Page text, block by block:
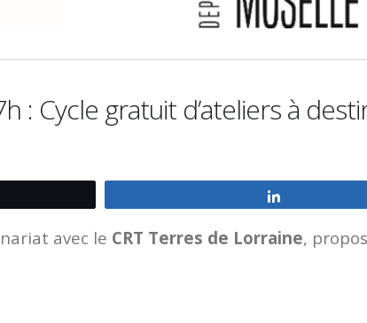
: Cycle gratuit d’ateliers à
avec le CRT Terres de Lorraine,